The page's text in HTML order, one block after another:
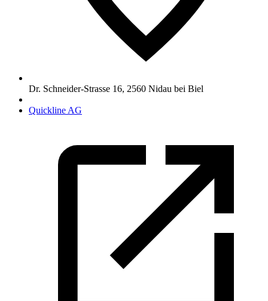
Dr. Schneider-Strasse 16, 2560 Nidau bei Biel
Quickline AG